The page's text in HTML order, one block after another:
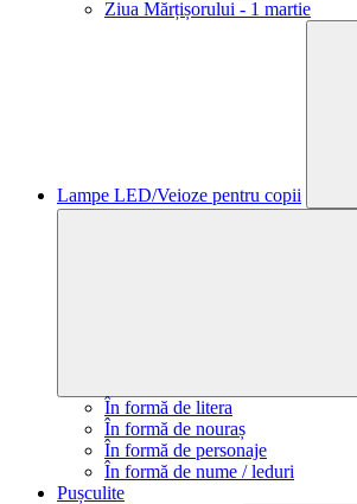
Ziua Mărțișorului - 1 martie
Lampe LED/Veioze pentru copii
În formă de litera
În formă de nouraș
În formă de personaje
În formă de nume / leduri
Pușculite